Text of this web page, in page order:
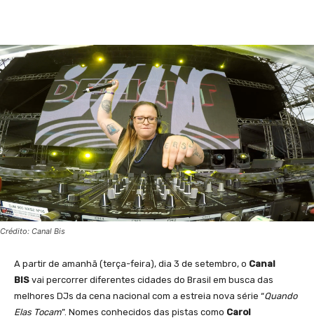
Crédito: Canal Bis
A partir de amanhã (terça-feira), dia 3 de setembro, o Canal
BIS vai percorrer diferentes cidades do Brasil em busca das
melhores DJs da cena nacional com a estreia nova série “Quando
Elas Tocam”. Nomes conhecidos das pistas como Carol